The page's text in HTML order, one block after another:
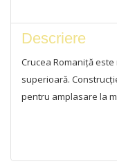
Descriere
Crucea Romaniță
superioară.
pentru amplasare la